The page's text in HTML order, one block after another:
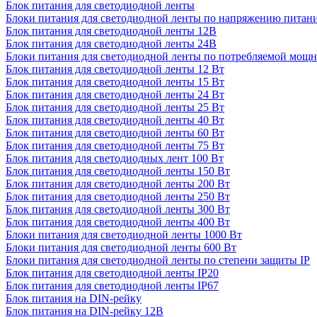
Блок питания для светодиодной ленты
Блоки питания для светодиодной ленты по напряжению
Блок питания для светодиодной ленты 12В
Блок питания для светодиодной ленты 24В
Блоки питания для светодиодной ленты по потребляемой
Блок питания для светодиодной ленты 12 Вт
Блок питания для светодиодной ленты 15 Вт
Блок питания для светодиодной ленты 24 Вт
Блок питания для светодиодной ленты 25 Вт
Блок питания для светодиодной ленты 40 Вт
Блок питания для светодиодной ленты 60 Вт
Блок питания для светодиодной ленты 75 Вт
Блок питания для светодиодных лент 100 Вт
Блок питания для светодиодной ленты 150 Вт
Блок питания для светодиодной ленты 200 Вт
Блок питания для светодиодной ленты 250 Вт
Блок питания для светодиодной ленты 300 Вт
Блок питания для светодиодной ленты 400 Вт
Блоки питания для светодиодной ленты 1000 Вт
Блоки питания для светодиодной ленты 600 Вт
Блоки питания для светодиодной ленты по степени защиты IP
Блок питания для светодиодной ленты IP20
Блок питания для светодиодной ленты IP67
Блок питания на DIN-рейку
Блок питания на DIN-рейку 12В